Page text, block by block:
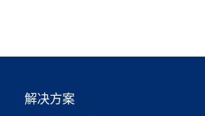
解决方案